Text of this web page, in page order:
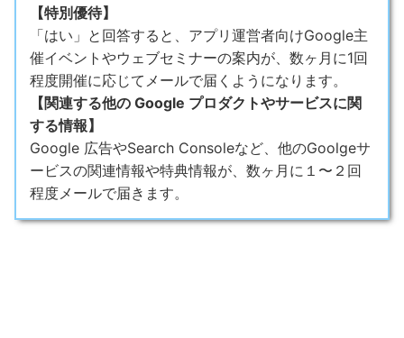
【特別優待】
「はい」と回答すると、アプリ運営者向けGoogle主
催イベントやウェブセミナーの案内が、数ヶ月に1回
程度開催に応じてメールで届くようになります。
【関連する他の Google プロダクトやサービスに関
する情報】
Google 広告やSearch Consoleなど、他のGoolgeサ
ービスの関連情報や特典情報が、数ヶ月に１〜２回
程度メールで届きます。